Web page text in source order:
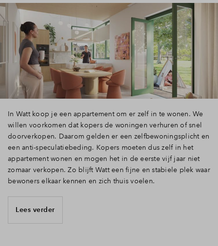
In Watt koop je een appartement om er zelf in te wonen. We
willen voorkomen dat kopers de woningen verhuren of snel
doorverkopen. Daarom gelden er een zelfbewoningsplicht en
een anti-speculatiebeding. Kopers moeten dus zelf in het
appartement wonen en mogen het in de eerste vijf jaar niet
zomaar verkopen. Zo blijft Watt een fijne en stabiele plek waar
bewoners elkaar kennen en zich thuis voelen.
Lees verder